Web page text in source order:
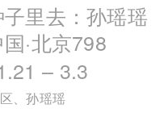
里去：孙瑶瑶
·北京798
– 3.3
、孙瑶瑶